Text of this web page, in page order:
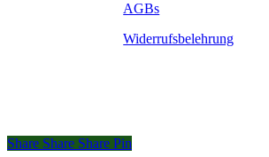
AGBs
Widerrufsbelehrung
Share
Share Share Share Pin